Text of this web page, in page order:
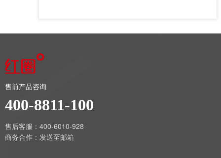
售前产品咨询
400-8811-100
售后客服：400-6010-928
商务合作： 发送至邮箱